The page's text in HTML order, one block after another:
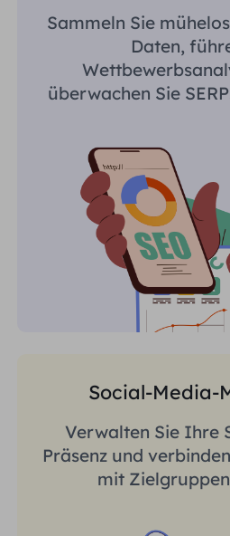
Sammeln Sie
Daten,
überwachen Sie
Social-Media-
Verwalten Sie Ihre
Präsenz und
mit